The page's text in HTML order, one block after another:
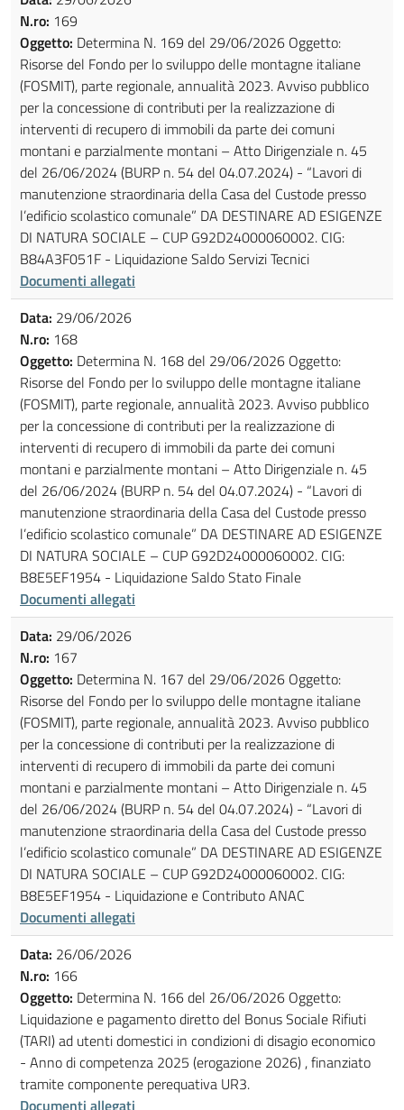
N.ro: 169
Oggetto: Determina N. 169 del 29/06/2026 Oggetto:
Risorse del Fondo per lo sviluppo delle montagne italiane
(FOSMIT), parte regionale, annualità 2023. Avviso pubblico
per la concessione di contributi per la realizzazione di
interventi di recupero di immobili da parte dei comuni
montani e parzialmente montani – Atto Dirigenziale n. 45
del 26/06/2024 (BURP n. 54 del 04.07.2024) - “Lavori di
manutenzione straordinaria della Casa del Custode presso
l’edificio scolastico comunale” DA DESTINARE AD ESIGENZE
DI NATURA SOCIALE – CUP G92D24000060002. CIG:
B84A3F051F - Liquidazione Saldo Servizi Tecnici
Documenti allegati
Data: 29/06/2026
N.ro: 168
Oggetto: Determina N. 168 del 29/06/2026 Oggetto:
Risorse del Fondo per lo sviluppo delle montagne italiane
(FOSMIT), parte regionale, annualità 2023. Avviso pubblico
per la concessione di contributi per la realizzazione di
interventi di recupero di immobili da parte dei comuni
montani e parzialmente montani – Atto Dirigenziale n. 45
del 26/06/2024 (BURP n. 54 del 04.07.2024) - “Lavori di
manutenzione straordinaria della Casa del Custode presso
l’edificio scolastico comunale” DA DESTINARE AD ESIGENZE
DI NATURA SOCIALE – CUP G92D24000060002. CIG:
B8E5EF1954 - Liquidazione Saldo Stato Finale
Documenti allegati
Data: 29/06/2026
N.ro: 167
Oggetto: Determina N. 167 del 29/06/2026 Oggetto:
Risorse del Fondo per lo sviluppo delle montagne italiane
(FOSMIT), parte regionale, annualità 2023. Avviso pubblico
per la concessione di contributi per la realizzazione di
interventi di recupero di immobili da parte dei comuni
montani e parzialmente montani – Atto Dirigenziale n. 45
del 26/06/2024 (BURP n. 54 del 04.07.2024) - “Lavori di
manutenzione straordinaria della Casa del Custode presso
l’edificio scolastico comunale” DA DESTINARE AD ESIGENZE
DI NATURA SOCIALE – CUP G92D24000060002. CIG:
B8E5EF1954 - Liquidazione e Contributo ANAC
Documenti allegati
Data: 26/06/2026
N.ro: 166
Oggetto: Determina N. 166 del 26/06/2026 Oggetto:
Liquidazione e pagamento diretto del Bonus Sociale Rifiuti
(TARI) ad utenti domestici in condizioni di disagio economico
- Anno di competenza 2025 (erogazione 2026) , finanziato
tramite componente perequativa UR3.
Documenti allegati